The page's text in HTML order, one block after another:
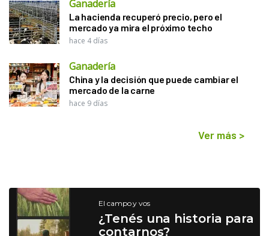
Ganadería
La hacienda recuperó precio, pero el
mercado ya mira el próximo techo
hace 4 días
Ganadería
China y la decisión que puede cambiar el
mercado de la carne
hace 9 días
Ver más >
El campo y vos
¿Tenés una historia para
contarnos?